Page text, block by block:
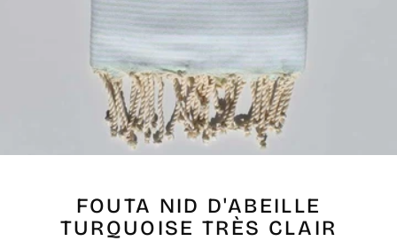
FOUTA NID D'ABEILLE
TURQUOISE TRÈS CLAIR